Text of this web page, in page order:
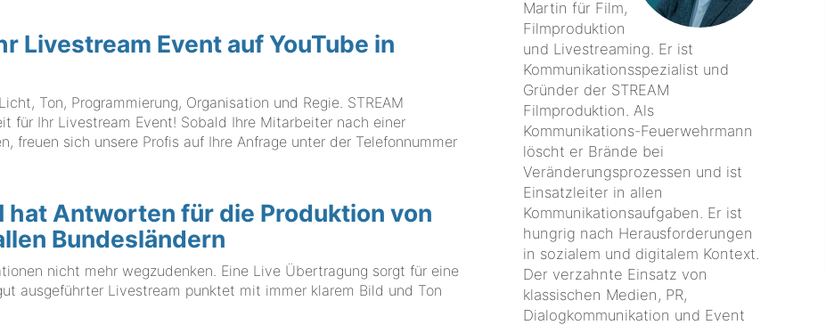
Livestream Event auf YouTube in
Ton, Programmierung, Organisation und Regie. STREAM
für Ihr Livestream Event! Sobald Ihre Mitarbeiter nach einer
freuen sich unsere Profis auf Ihre Anfrage unter der Telefonnummer
hat Antworten für die Produktion von
Bundesländern
nicht mehr wegzudenken. Eine Live Übertragung sorgt für eine
ausgeführter Livestream punktet mit immer klarem Bild und Ton
Martin für Film,
Filmproduktion
und Livestreaming. Er ist
Kommunikationsspezialist und
Gründer der STREAM
Filmproduktion. Als
Kommunikations-Feuerwehrmann
löscht er Brände bei
Veränderungsprozessen und ist
Einsatzleiter in allen
Kommunikationsaufgaben. Er ist
hungrig nach Herausforderungen
in sozialem und digitalem Kontext.
Der verzahnte Einsatz von
klassischen Medien, PR,
Dialogkommunikation und Event